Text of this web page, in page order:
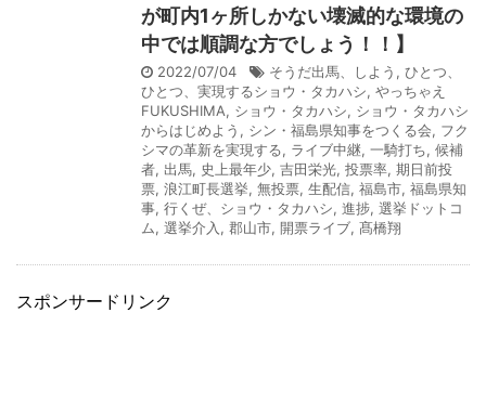
が町内1ヶ所しかない壊滅的な環境の
中では順調な方でしょう！！】
2022/07/04 そうだ出馬、しよう , ひとつ、
ひとつ、実現するショウ・タカハシ, やっちゃえ
FUKUSHIMA, ショウ・タカハシ, ショウ・タカハシ
からはじめよう , シン・福島県知事をつくる会, フク
シマの革新を実現する, ライブ中継, 一騎打ち, 候補
者, 出馬, 史上最年少, 吉田栄光, 投票率, 期日前投
票, 浪江町長選挙, 無投票, 生配信, 福島市, 福島県知
事, 行くぜ、ショウ・タカハシ, 進捗, 選挙ドットコ
ム, 選挙介入 , 郡山市, 開票ライブ, 髙橋翔
スポンサードリンク